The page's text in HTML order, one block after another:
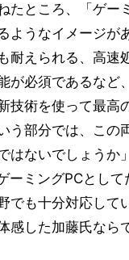
たところ、「ゲー
ようなイメージが
耐えられる、高速
が必須であるなど
技術を使って最高
う部分では、この
はないでしょうか
ーミングPCとして
でも十分対応して
感した加藤氏なら